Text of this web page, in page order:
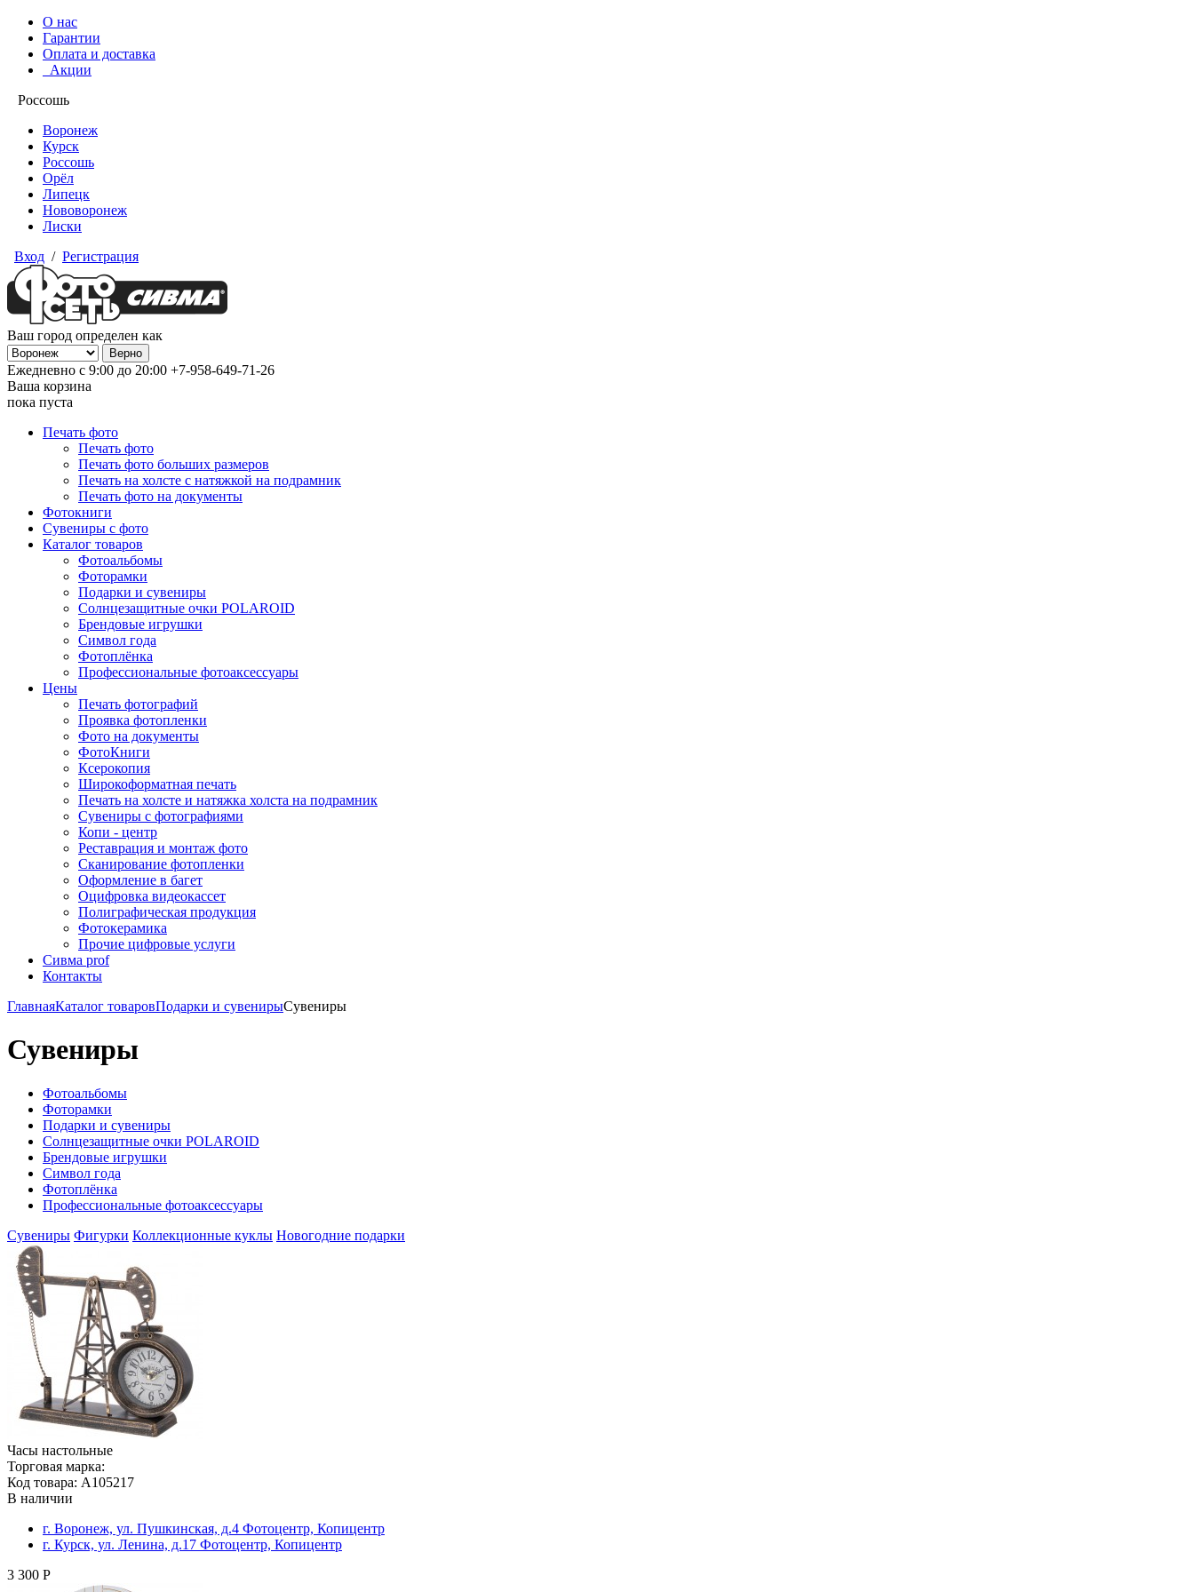
О нас
Гарантии
Оплата и доставка
Акции
Россошь
Воронеж
Курск
Россошь
Орёл
Липецк
Нововоронеж
Лиски
Вход / Регистрация
Ваш город определен как
Ежедневно с 9:00 до 20:00 +7-958-649-71-26
Ваша корзина
пока пуста
Печать фото
Печать фото
Печать фото больших размеров
Печать на холсте с натяжкой на подрамник
Печать фото на документы
Фотокниги
Сувениры с фото
Каталог товаров
Фотоальбомы
Фоторамки
Подарки и сувениры
Солнцезащитные очки POLAROID
Брендовые игрушки
Символ года
Фотоплёнка
Профессиональные фотоаксессуары
Цены
Печать фотографий
Проявка фотопленки
Фото на документы
ФотоКниги
Ксерокопия
Широкоформатная печать
Печать на холсте и натяжка холста на подрамник
Сувениры с фотографиями
Копи - центр
Реставрация и монтаж фото
Сканирование фотопленки
Оформление в багет
Оцифровка видеокассет
Полиграфическая продукция
Фотокерамика
Прочие цифровые услуги
Сивма prof
Контакты
ГлавнаяКаталог товаровПодарки и сувенирыСувениры
Сувениры
Фотоальбомы
Фоторамки
Подарки и сувениры
Солнцезащитные очки POLAROID
Брендовые игрушки
Символ года
Фотоплёнка
Профессиональные фотоаксессуары
Сувениры Фигурки Коллекционные куклы Новогодние подарки
Часы настольные
Торговая марка:
Код товара: A105217
В наличии
г. Воронеж, ул. Пушкинская, д.4 Фотоцентр, Копицентр
г. Курск, ул. Ленина, д.17 Фотоцентр, Копицентр
3 300 Р